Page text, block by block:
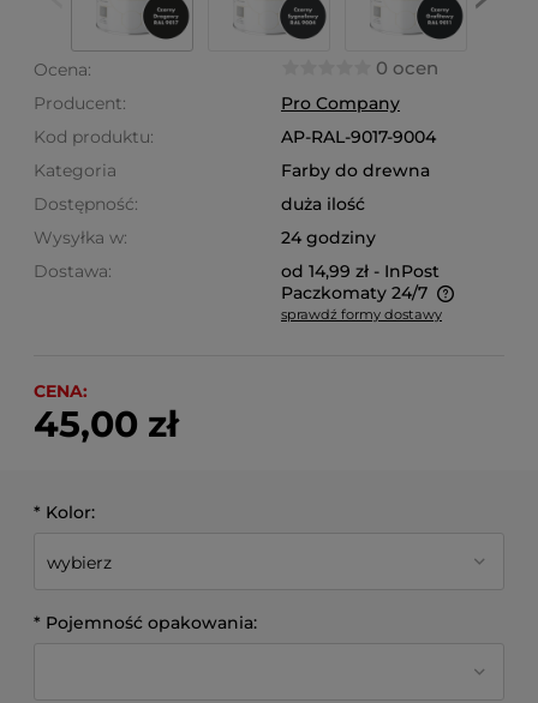
Ocena: 0 ocen
Producent:
Pro Company
Kod produktu:
AP-RAL-9017-9004
Kategoria
Farby do drewna
Dostępność:
duża ilość
Wysyłka w:
24 godziny
Dostawa:
od 14,99 zł - InPost
Paczkomaty 24/7
Cena nie zawiera ewentualnych kosztów płatności
sprawdź formy dostawy
CENA:
45,00 zł
* Kolor:
* Pojemność opakowania: